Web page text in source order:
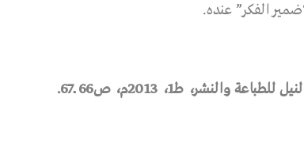
الفكر” عنده.
طـ1، 2013م، ص66 ــ67.